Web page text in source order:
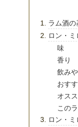
ラム酒の
ロン・
味
香り
飲み
おす
オス
この
ロン・